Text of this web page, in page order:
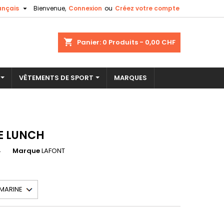
Bienvenue, Connexion ou Créez votre compte

shopping_cart Panier: 0 Produits - 0,00 CHF
VÊTEMENTS DE SPORT MARQUES
LUNCH
MarqueLAFONT